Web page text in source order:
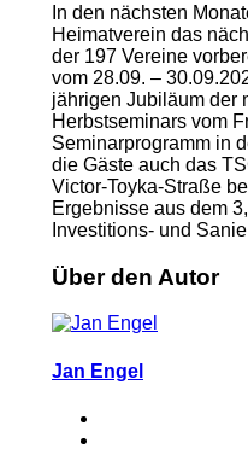
In den nächsten
Heimatverein das
der 197 Vereine
vom 28.09. –
jährigen Jubiläum der
Herbstseminars vom
Seminarprogramm in
die Gäste auch das
Victor-Toyka-Straße
Ergebnisse aus dem
Investitions- und
Über den Autor
Jan Engel